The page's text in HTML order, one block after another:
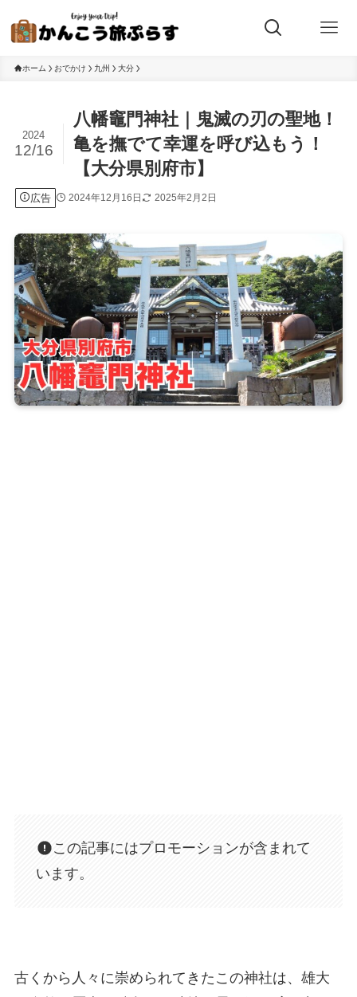
ホーム おでかけ 九州 大分
八幡竈門神社｜鬼滅の刃の聖地！
亀を撫でて幸運を呼び込もう！
【大分県別府市】
2024
12/16
広告 2024年12月16日 2025年2月2日
この記事にはプロモーションが含まれて
います。
古くから人々に崇められてきたこの神社は、雄大